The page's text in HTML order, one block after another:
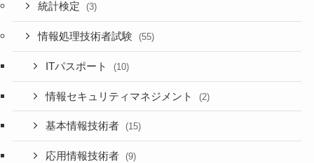
統計検定 (3)
情報処理技術者試験 (55)
ITパスポート (10)
情報セキュリティマネジメント (2)
基本情報技術者 (15)
応用情報技術者 (9)